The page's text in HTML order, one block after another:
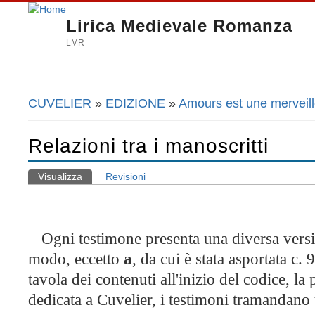
Lirica Medievale Romanza
LMR
Tu sei qui
CUVELIER » EDIZIONE » Amours est une
Relazioni tra i manoscritti
Schede primarie
Visualizza (scheda attiva)
Revisioni
Ogni testimone presenta una diversa
modo, eccetto a, da cui è stata asportata c.
tavola dei contenuti all'inizio del codice, la
dedicata a Cuvelier, i testimoni